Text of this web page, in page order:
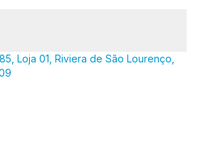
Loja 01, Riviera de São Lourenço,